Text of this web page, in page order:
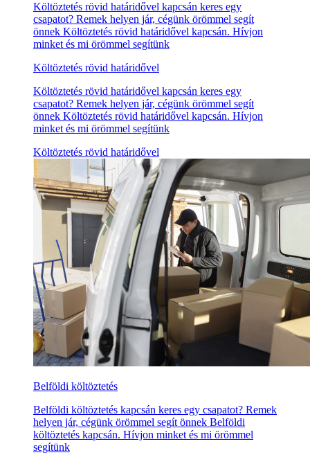
Költöztetés rövid határidővel kapcsán keres egy
csapatot? Remek helyen jár, cégünk örömmel segít
önnek Költöztetés rövid határidővel kapcsán. Hívjon
minket és mi örömmel segítünk
Költöztetés rövid határidővel
Költöztetés rövid határidővel kapcsán keres egy
csapatot? Remek helyen jár, cégünk örömmel segít
önnek Költöztetés rövid határidővel kapcsán. Hívjon
minket és mi örömmel segítünk
Költöztetés rövid határidővel
Belföldi költöztetés
Belföldi költöztetés kapcsán keres egy csapatot? Remek
helyen jár, cégünk örömmel segít önnek Belföldi
költöztetés kapcsán. Hívjon minket és mi örömmel
segítünk